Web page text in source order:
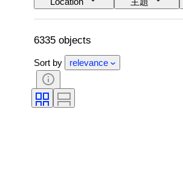
6335 objects
Sort by relevance